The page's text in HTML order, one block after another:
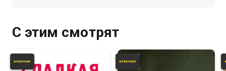
С этим смотрят